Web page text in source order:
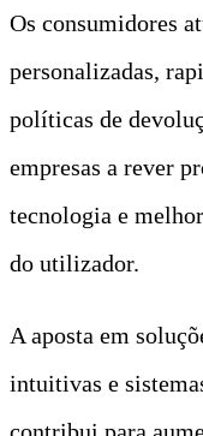
Os consumidores
personalizadas,
políticas de
empresas a rever
tecnologia e
do utilizador.
A aposta em
intuitivas e